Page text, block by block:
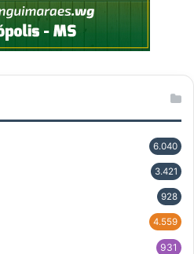
6.040
3.421
928
4.559
931